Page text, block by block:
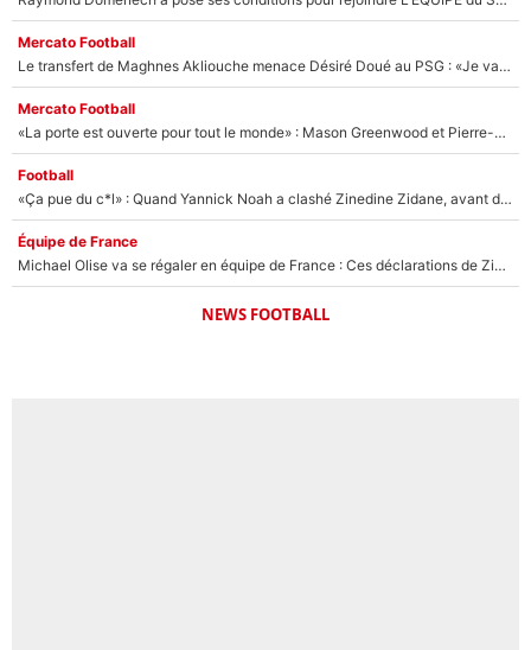
Mercato Football
Le transfert de Maghnes Akliouche menace Désiré Doué au PSG : «Je valide à 200%»
Mercato Football
«La porte est ouverte pour tout le monde» : Mason Greenwood et Pierre-Emerick Aubameyang ont quitté l'OM, Amine Gouiri balance sur la suite du mercato et sur la réaction du vestiaire !
Football
«Ça pue du c*l» : Quand Yannick Noah a clashé Zinedine Zidane, avant de se faire recadrer par le nouveau sélectionneur de l'équipe de France !
Équipe de France
Michael Olise va se régaler en équipe de France : Ces déclarations de Zinedine Zidane qui prouvent qu'il va tout miser sur la star du Bayern Munich !
NEWS FOOTBALL